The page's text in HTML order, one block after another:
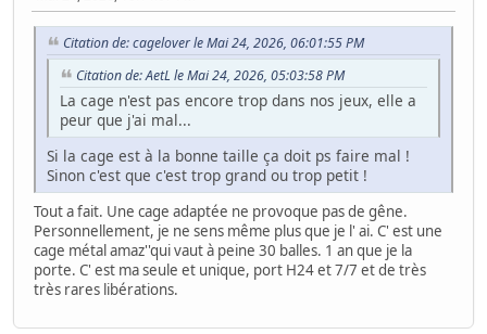
Citation de: cagelover le Mai 24, 2026, 06:01:55 PM
Citation de: AetL le Mai 24, 2026, 05:03:58 PM
La cage n'est pas encore trop dans nos jeux, elle a
peur que j'ai mal...
Si la cage est à la bonne taille ça doit ps faire mal !
Sinon c'est que c'est trop grand ou trop petit !
Tout a fait. Une cage adaptée ne provoque pas de gêne.
Personnellement, je ne sens même plus que je l' ai. C' est une
cage métal amaz''qui vaut à peine 30 balles. 1 an que je la
porte. C' est ma seule et unique, port H24 et 7/7 et de très
très rares libérations.